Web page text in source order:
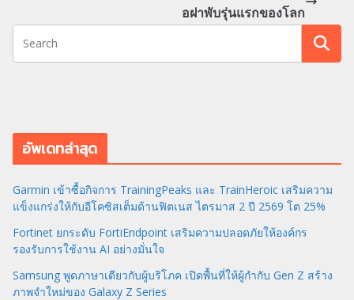
อฝาพับรุ่นแรกของโลก
อัพเดทล่าสุด
Garmin เข้าซื้อกิจการ TrainingPeaks และ TrainHeroic เสริมความ
แข็งแกร่งให้กับอีโคซิสเต็มด้านฟิตเนส ไตรมาส 2 ปี 2569 โต 25%
Fortinet ยกระดับ FortiEndpoint เสริมความปลอดภัยให้องค์กร
รองรับการใช้งาน AI อย่างมั่นใจ
Samsung พูดภาษาเดียวกับผู้บริโภค เปิดพื้นที่ให้ผู้กำกับ Gen Z สร้าง
ภาพจำใหม่ของ Galaxy Z Series